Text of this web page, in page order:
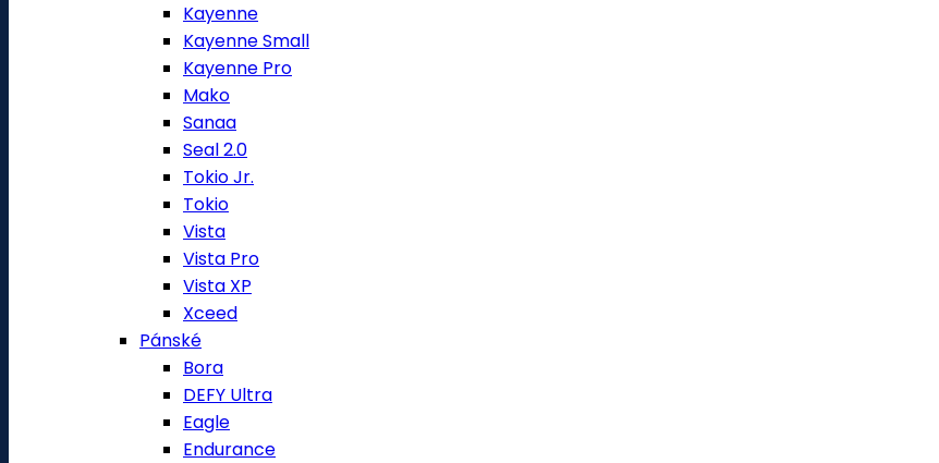
Kayenne
Kayenne Small
Kayenne Pro
Mako
Sanaa
Seal 2.0
Tokio Jr.
Tokio
Vista
Vista Pro
Vista XP
Xceed
Pánské
Bora
DEFY Ultra
Eagle
Endurance